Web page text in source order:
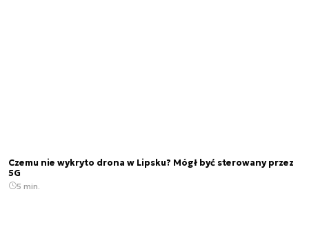
Czemu nie wykryto drona w Lipsku? Mógł być sterowany przez
5G
5 min.